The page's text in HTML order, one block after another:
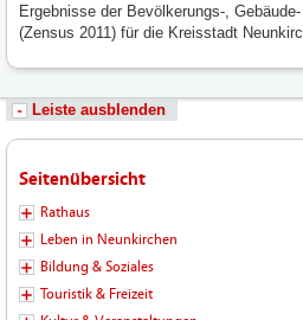
Ergebnisse der Bevölkerungs-,
(Zensus 2011) für die Kreisstadt
Leiste ausblenden
Seitenübersicht
Rathaus
Leben in Neunkirchen
Bildung & Soziales
Touristik & Freizeit